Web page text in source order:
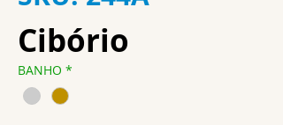
Cibório
BANHO *